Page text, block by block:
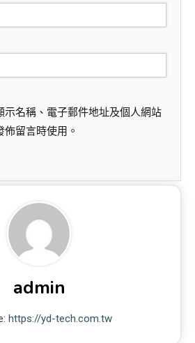
示名稱、電子郵件地址及個人網站
留言時使用。
admin
https://yd-tech.com.tw